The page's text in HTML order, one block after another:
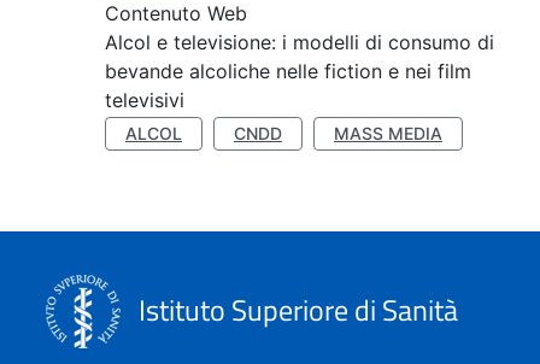
Contenuto Web
Alcol e televisione: i modelli di consumo di
bevande alcoliche nelle fiction e nei film
televisivi
ALCOL CNDD MASS MEDIA
Istituto Superiore di Sanità